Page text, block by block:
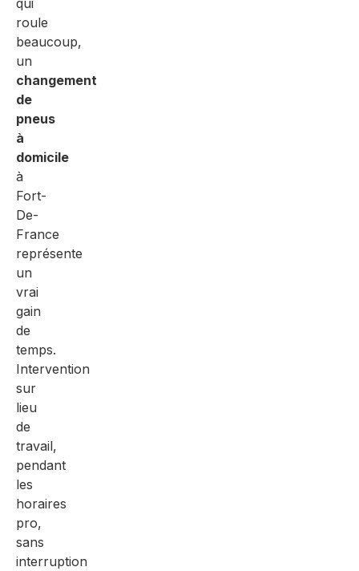
qui
roule
beaucoup,
un
changement
de
pneus
à
domicile
à
Fort-
De-
France
représente
un
vrai
gain
de
temps.
Intervention
sur
lieu
de
travail,
pendant
les
horaires
pro,
sans
interruption